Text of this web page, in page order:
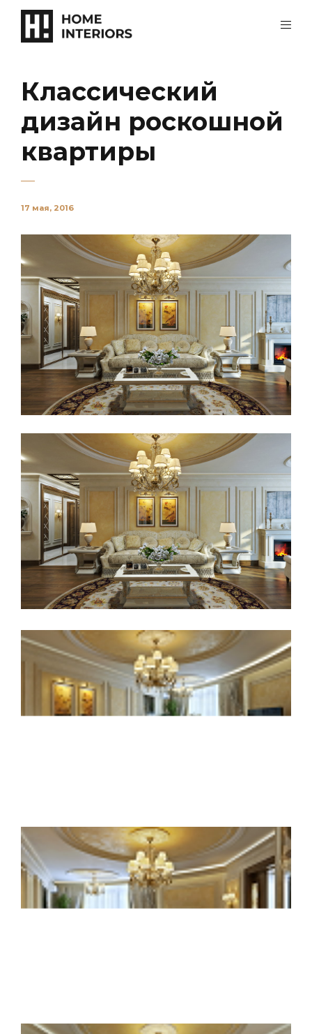
Классический
дизайн роскошной
квартиры
17 мая, 2016